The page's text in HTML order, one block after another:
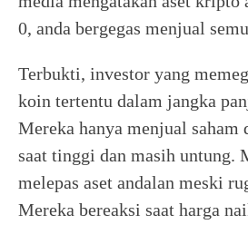
0, anda bergegas menjual
Terbukti, investor yang
koin tertentu dalam jangka
Mereka hanya menjual saham
saat tinggi dan masih untung.
melepas aset andalan meski
Mereka bereaksi saat harga